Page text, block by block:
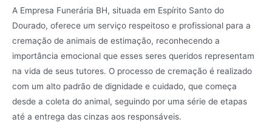
A Empresa Funerária BH, situada em Espírito Santo do
Dourado, oferece um serviço respeitoso e profissional para a
cremação de animais de estimação, reconhecendo a
importância emocional que esses seres queridos representam
na vida de seus tutores. O processo de cremação é realizado
com um alto padrão de dignidade e cuidado, que começa
desde a coleta do animal, seguindo por uma série de etapas
até a entrega das cinzas aos responsáveis.